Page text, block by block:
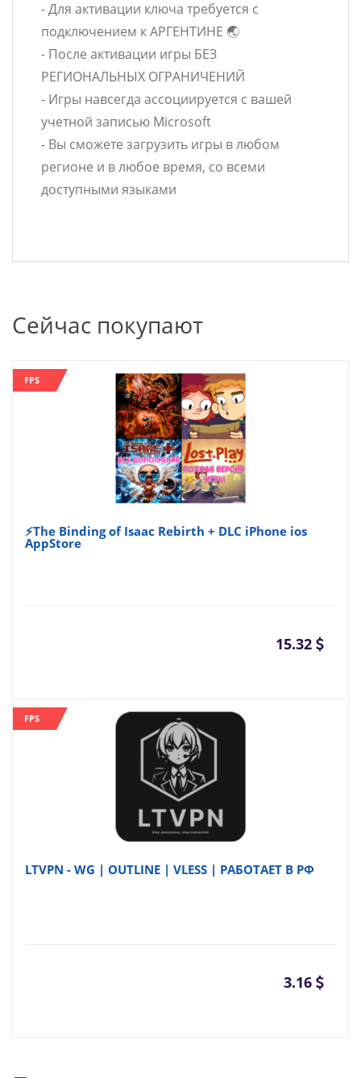
- Для активации ключа требуется с
подключением к АРГЕНТИНЕ 🌏
- После активации игры БЕЗ
РЕГИОНАЛЬНЫХ ОГРАНИЧЕНИЙ
- Игры навсегда ассоциируется с вашей
учетной записью Microsoft
- Вы сможете загрузить игры в любом
регионе и в любое время, со всеми
доступными языками
Сейчас покупают
FPS
⚡The Binding of Isaac Rebirth + DLC iPhone ios
AppStore
15.32
FPS
LTVPN - WG | OUTLINE | VLESS | РАБОТАЕТ В РФ
3.16